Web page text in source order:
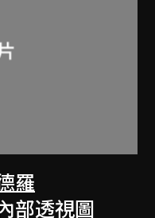
羅
部透視圖